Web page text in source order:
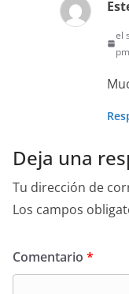
el
pm
Deja una
Tu dirección de
Los campos
Comentario *